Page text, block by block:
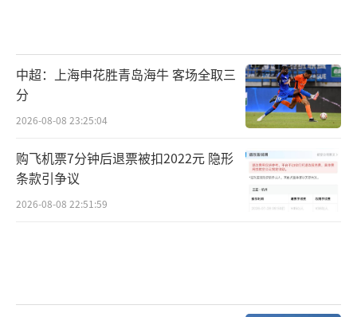
中超：上海申花胜青岛海牛 客场全取三
分
2026-08-08 23:25:04
购飞机票7分钟后退票被扣2022元 隐形
条款引争议
2026-08-08 22:51:59